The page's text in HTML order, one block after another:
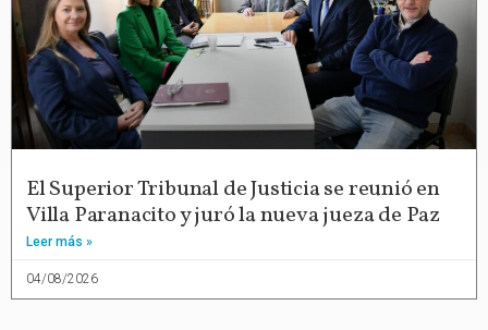
El Superior Tribunal de Justicia se reunió en
Villa Paranacito y juró la nueva jueza de Paz
Leer más »
04/08/2026